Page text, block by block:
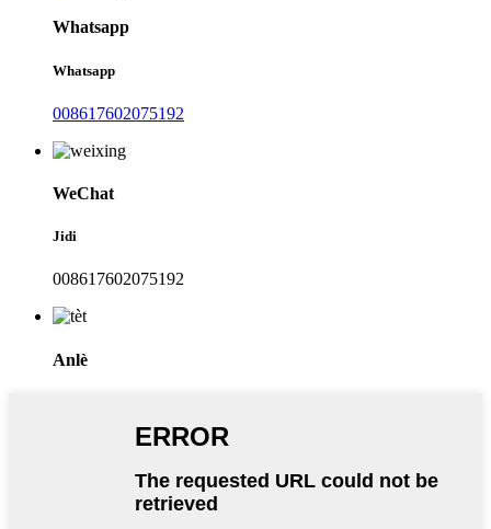
Whatsapp
Whatsapp
008617602075192
WeChat
Jidi
008617602075192
Anlè